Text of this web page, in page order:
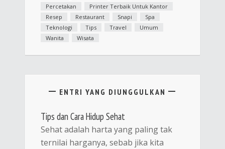
Percetakan
Printer Terbaik Untuk Kantor
Resep
Restaurant Snapi
Spa
Teknologi
Tips Travel
Umum
Wanita
Wisata
ENTRI YANG DIUNGGULKAN
Tips dan Cara Hidup Sehat
Sehat adalah harta yang paling tak
ternilai harganya, sebab jika kita